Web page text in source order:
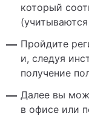
который
Пройдите
и, следуя
получение
Далее вы
в офисе или